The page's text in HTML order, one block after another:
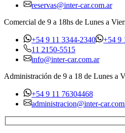
reservas@inter-car.com.ar
Comercial de 9 a 18hs de Lunes a
+54 9 11 3344-2340
+54 9
11 2150-5515
info@inter-car.com.ar
Administración de 9 a 18 de Lunes a
+54 9 11 76304468
administracion@inter-